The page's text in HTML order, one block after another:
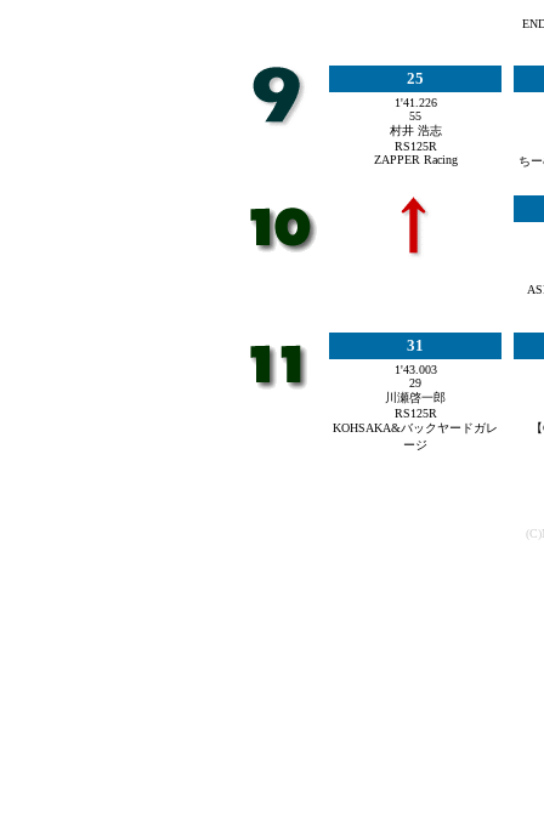
25
1'41.226
55
村井 浩志
RS125R
ZAPPER Racing
ち
31
1'43.003
29
川瀬啓一郎
RS125R
KOHSAKA&バックヤードガレ
ージ